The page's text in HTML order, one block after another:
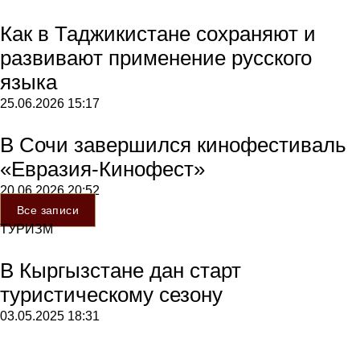
Как в Таджикистане сохраняют и
развивают применение русского
языка
25.06.2026 15:17
В Сочи завершился кинофестиваль
«Евразия-Кинофест»
20.06.202620:52
Все записи
ТУРИЗМ
В Кыргызстане дан старт
туристическому сезону
03.05.2025 18:31